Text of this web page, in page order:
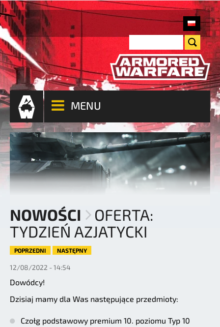
MENU
NOWOŚCI
OFERTA:
TYDZIEŃ AZJATYCKI
POPRZEDNI NASTĘPNY
12/08/2022 - 14:54
Dowódcy!
Dzisiaj mamy dla Was następujące przedmioty:
Czołg podstawowy premium 10. poziomu Typ 10